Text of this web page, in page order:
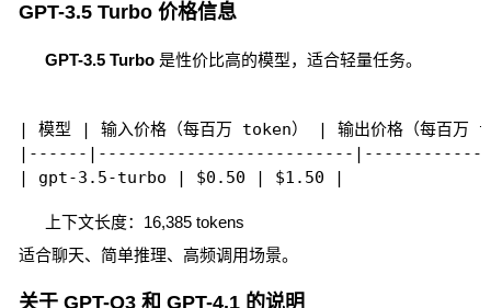
GPT-3.5 Turbo 价格信息
GPT-3.5 Turbo是性价比高的模型，适合轻量任务。
| 模型 | 输入价格（每百万 token） | 输出价格（每百万
|------|--------------------------
上下文长度：16,385 tokens
适合聊天、简单推理、高频调用场景。
关于 GPT-O3 和 GPT-4.1 的说明